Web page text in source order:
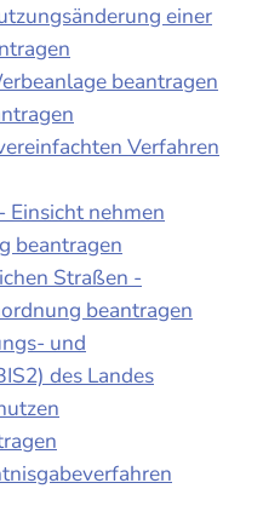
einer
beantragen
Verfahren
Einsicht nehmen
beantragen
Straßen -
beantragen
und
des Landes